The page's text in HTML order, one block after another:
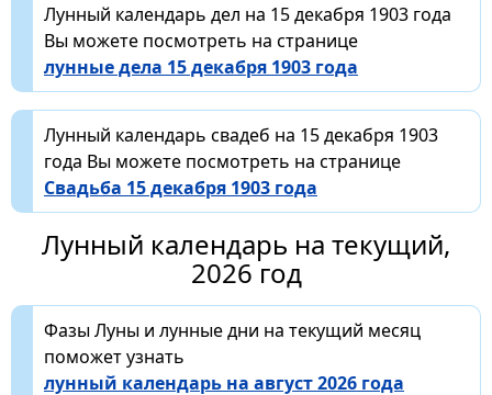
Лунный календарь дел на 15 декабря 1903 года
Вы можете посмотреть на странице
лунные дела 15 декабря 1903 года
Лунный календарь свадеб на 15 декабря 1903
года Вы можете посмотреть на странице
Свадьба 15 декабря 1903 года
Лунный календарь на текущий,
2026 год
Фазы Луны и лунные дни на текущий месяц
поможет узнать
лунный календарь на август 2026 года